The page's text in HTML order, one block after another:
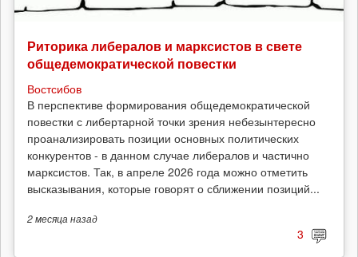
Риторика либералов и марксистов в свете
общедемократической повестки
Востсибов
В перспективе формирования общедемократической
повестки с либертарной точки зрения небезынтересно
проанализировать позиции основных политических
конкурентов - в данном случае либералов и частично
марксистов. Так, в апреле 2026 года можно отметить
высказывания, которые говорят о сближении позиций...
2 месяцаназад
3